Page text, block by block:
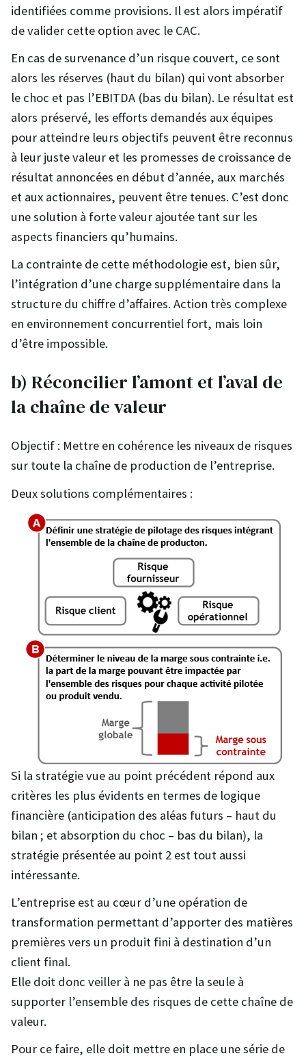
identifiées comme provisions. Il est alors impératif
de valider cette option avec le CAC.
En cas de survenance d’un risque couvert, ce sont
alors les réserves (haut du bilan) qui vont absorber
le choc et pas l’EBITDA (bas du bilan). Le résultat est
alors préservé, les efforts demandés aux équipes
pour atteindre leurs objectifs peuvent être reconnus
à leur juste valeur et les promesses de croissance de
résultat annoncées en début d’année, aux marchés
et aux actionnaires, peuvent être tenues. C’est donc
une solution à forte valeur ajoutée tant sur les
aspects financiers qu’humains.
La contrainte de cette méthodologie est, bien sûr,
l’intégration d’une charge supplémentaire dans la
structure du chiffre d’affaires. Action très complexe
en environnement concurrentiel fort, mais loin
d’être impossible.
b) Réconcilier l’amont et l’aval de
la chaîne de valeur
Objectif : Mettre en cohérence les niveaux de risques
sur toute la chaîne de production de l’entreprise.
Deux solutions complémentaires :
Si la stratégie vue au point précédent répond aux
critères les plus évidents en termes de logique
financière (anticipation des aléas futurs – haut du
bilan ; et absorption du choc – bas du bilan), la
stratégie présentée au point 2 est tout aussi
intéressante.
L’entreprise est au cœur d’une opération de
transformation permettant d’apporter des matières
premières vers un produit fini à destination d’un
client final.
Elle doit donc veiller à ne pas être la seule à
supporter l’ensemble des risques de cette chaîne de
valeur.
Pour ce faire, elle doit mettre en place une série de